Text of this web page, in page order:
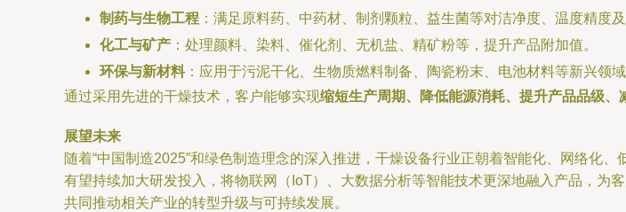
制药与生物工程 ：满足原料药、中药材、制剂颗粒、益生菌等对洁净度、温度精度
化工与矿产 ：处理颜料、染料、催化剂、无机盐、精矿粉等，提升产品附加值。
环保与新材料：应用于污泥干化、生物质燃料制备、陶瓷粉末、电池材料等新兴领域
通过采用先进的干燥技术，客户能够实现缩短生产周期、降低能源消耗、提升产品品级、
展望未来
随着“中国制造2025”和绿色制造理念的深入推进，干燥设备行业正朝着智能化、网络化
有望持续加大研发投入，将物联网（IoT）、大数据分析等智能技术更深地融入产品，为
共同推动相关产业的转型升级与可持续发展。